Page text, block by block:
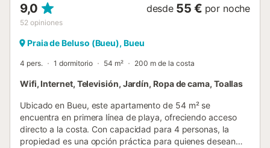
9,0
52 opiniones
desde 55 € por noche
Praia de Beluso (Bueu), Bueu
4 pers. 1 dormitorio 54 m² 200 m de la costa
Wifi, Internet, Televisión, Jardín, Ropa de cama, Toallas
Ubicado en Bueu, este apartamento de 54 m² se
encuentra en primera línea de playa, ofreciendo acceso
directo a la costa. Con capacidad para 4 personas, la
propiedad es una opción práctica para quienes desean